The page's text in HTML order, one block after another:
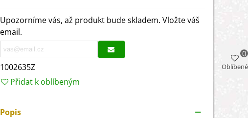
Upozorníme vás, až produkt bude skladem. Vložte váš
email.
1002635Z
Přidat k oblíbeným
Popis
Oblíbené
0